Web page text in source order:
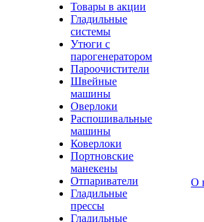
Товары в акции
Гладильные
системы
Утюги с
парогенератором
Пароочистители
Швейные
машины
Оверлоки
Распошивальные
машины
Коверлоки
Портновские
манекены
Отпариватели
Гладильные
прессы
Гладильные
О